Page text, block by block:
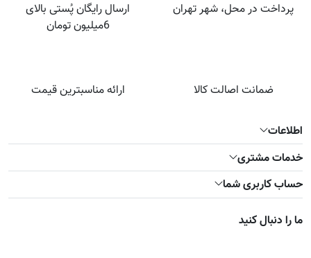
پرداخت در محل، شهر تهران
ارسال رایگان پُستی بالای
6میلیون تومان
ضمانت اصالت کالا ارائه مناسبترین قیمت
اطلاعات
خدمات مشتری
حساب کاربری شما
ما را دنبال کنید